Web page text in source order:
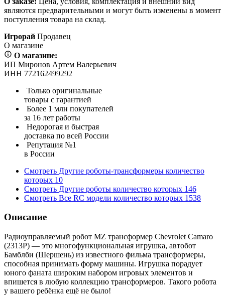
являются предварительными и могут быть изменены в момент
поступления товара на склад.
Игрорай Продавец
О магазине
О магазине:
ИП Миронов Артем Валерьевич
ИНН 772162499292
Только оригинальные
товары с гарантией
Более 1 млн покупателей
за 16 лет работы
Недорогая и быстрая
доставка по всей России
Репутация №1
в России
Смотреть Другие роботы-трансформеры количество
которых 10
Смотреть Другие роботы количество которых 146
Смотреть Все RC модели количество которых 1538
Описание
Радиоуправляемый робот MZ трансформер Chevrolet Camaro
(2313P) — это многофункциональная игрушка, автобот
Бамблби (Шершень) из известного фильма трансформеры,
способная принимать форму машины. Игрушка порадует
юного фаната широким набором игровых элементов и
впишется в любую коллекцию трансформеров. Такого робота
у вашего ребёнка ещё не было!